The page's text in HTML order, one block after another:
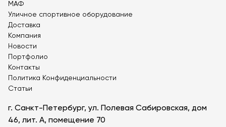
МАФ
Уличное спортивное оборудование
Доставка
Компания
Новости
Портфолио
Контакты
Политика Конфиденциальности
Статьи
г. Санкт-Петербург, ул. Полевая Сабировская, дом
46, лит. А, помещение 70